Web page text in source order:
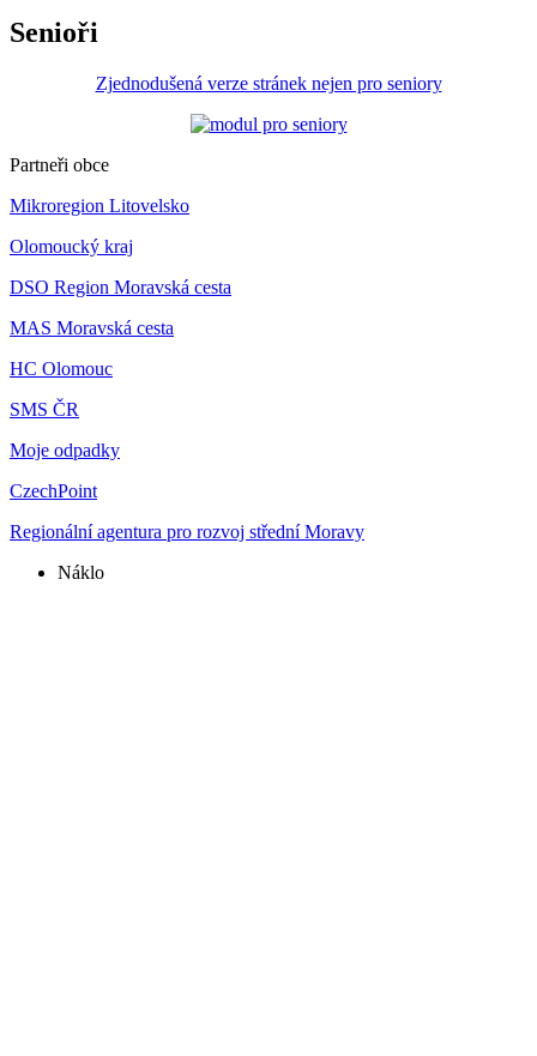
Senioři
Zjednodušená verze stránek nejen pro seniory
Partneři obce
Mikroregion Litovelsko
Olomoucký kraj
DSO Region Moravská cesta
MAS Moravská cesta
HC Olomouc
SMS ČR
Moje odpadky
CzechPoint
Regionální agentura pro rozvoj střední Moravy
Náklo